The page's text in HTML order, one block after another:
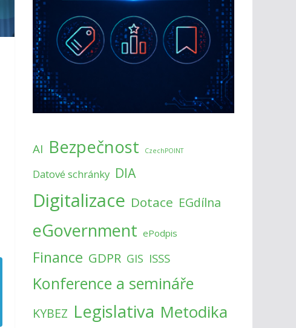
AI Bezpečnost CzechPOINT
Datové schránky DIA
Digitalizace Dotace EGdílna
eGovernment ePodpis
Finance GDPR GIS ISSS
Konference a semináře
KYBEZ Legislativa Metodika